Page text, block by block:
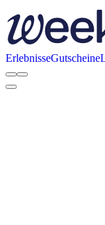
ErlebnisseGutscheine